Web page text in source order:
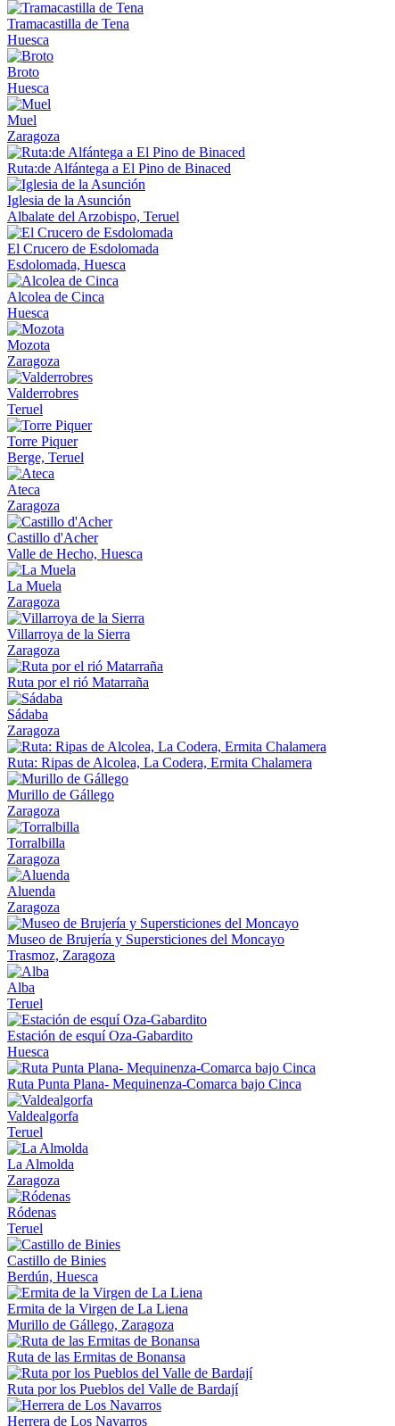
Tramacastilla de Tena
Huesca
Broto
Huesca
Muel
Zaragoza
Ruta:de Alfántega a El Pino de Binaced
Iglesia de la Asunción
Albalate del Arzobispo, Teruel
El Crucero de Esdolomada
Esdolomada, Huesca
Alcolea de Cinca
Huesca
Mozota
Zaragoza
Valderrobres
Teruel
Torre Piquer
Berge, Teruel
Ateca
Zaragoza
Castillo d'Acher
Valle de Hecho, Huesca
La Muela
Zaragoza
Villarroya de la Sierra
Zaragoza
Ruta por el rió Matarraña
Sádaba
Zaragoza
Ruta: Ripas de Alcolea, La Codera, Ermita Chalamera
Murillo de Gállego
Zaragoza
Torralbilla
Zaragoza
Aluenda
Zaragoza
Museo de Brujería y Supersticiones del Moncayo
Trasmoz, Zaragoza
Alba
Teruel
Estación de esquí Oza-Gabardito
Huesca
Ruta Punta Plana- Mequinenza-Comarca bajo Cinca
Valdealgorfa
Teruel
La Almolda
Zaragoza
Ródenas
Teruel
Castillo de Binies
Berdún, Huesca
Ermita de la Virgen de La Liena
Murillo de Gállego, Zaragoza
Ruta de las Ermitas de Bonansa
Ruta por los Pueblos del Valle de Bardají
Herrera de Los Navarros